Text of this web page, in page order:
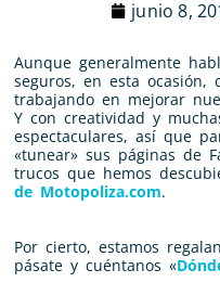
junio 8,
Aunque generalmente
seguros, en esta ocasión,
trabajando en mejorar
Y con creatividad y
espectaculares, así que
«tunear» sus páginas de
trucos que hemos
de Motopoliza.com.
Por cierto, estamos
pásate y cuéntanos «